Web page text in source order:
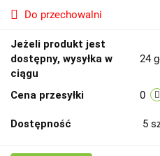
Do przechowalni
Jeżeli produkt jest
dostępny, wysyłka w
ciągu
24
Cena przesyłki 0
Dostępność 5